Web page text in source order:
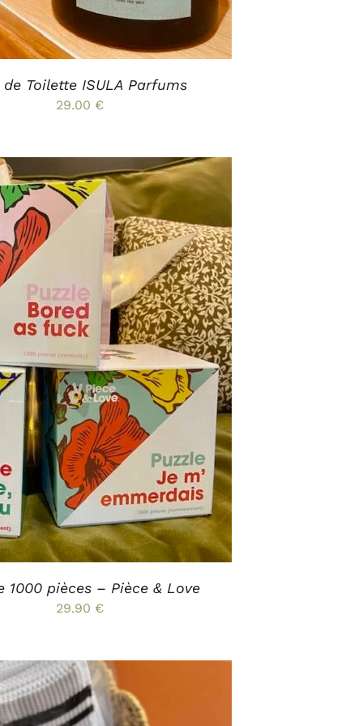
SUR
LA
PAGE
DU
de Toilette ISULA Parfums
29.00 €
CE
PRODUIT
A
PLUSIEURS
VARIATIONS.
LES
OPTIONS
PEUVENT
ÊTRE
CHOISIES
SUR
LA
PAGE
DU
/ APERÇU
1000 pièces – Pièce & Love
29.90 €